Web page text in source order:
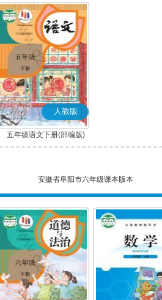
人教版
五年级语文下册(部编版)
安徽省阜阳市六年级课本版本